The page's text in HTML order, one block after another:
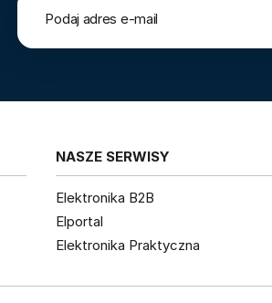
NASZE SERWISY
Elektronika B2B
Elportal
Elektronika Praktyczna